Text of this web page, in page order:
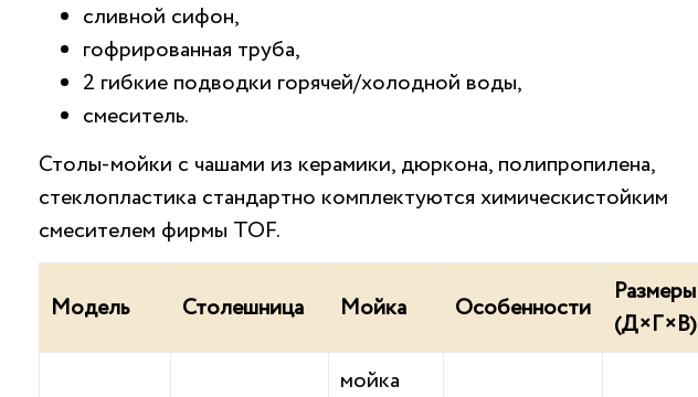
сливной сифон,
гофрированная труба,
2 гибкие подводки горячей/холодной воды,
смеситель.
Столы-мойки с чашами из керамики, дюркона, полипропилена,
стеклопластика стандартно комплектуются химическистойким
смесителем фирмы TOF.
Модель Столешница Мойка Особенности
Размеры
(Д×Г×В)
мойка